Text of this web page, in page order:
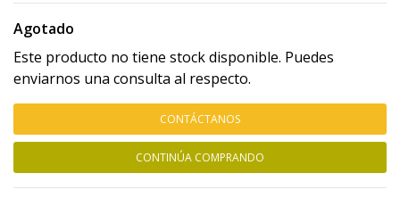
Agotado
Este producto no tiene stock disponible. Puedes
enviarnos una consulta al respecto.
CONTÁCTANOS
CONTINÚA COMPRANDO